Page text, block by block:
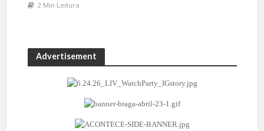
2 Min Leitura
Advertisement